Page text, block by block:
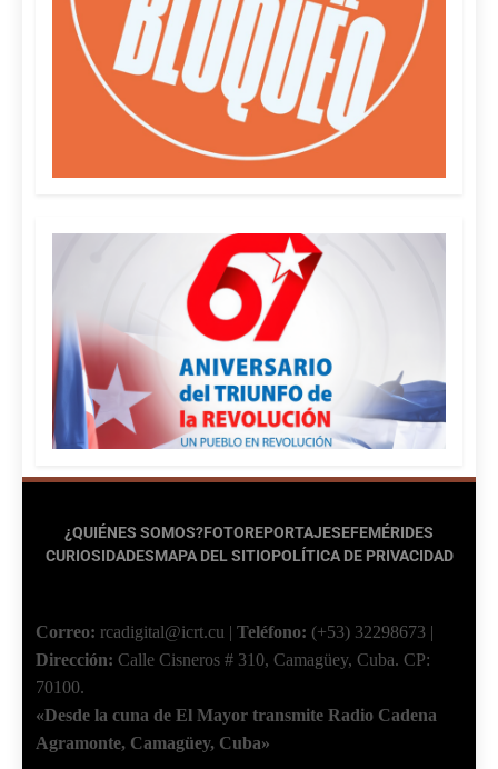
¿QUIÉNES SOMOS?FOTOREPORTAJESEFEMÉRIDES
CURIOSIDADESMAPA DEL SITIOPOLÍTICA DE PRIVACIDAD
Correo: rcadigital@icrt.cu | Teléfono: (+53) 32298673 |
Dirección: Calle Cisneros # 310, Camagüey, Cuba. CP:
70100.
«Desde la cuna de El Mayor transmite Radio Cadena
Agramonte, Camagüey, Cuba»